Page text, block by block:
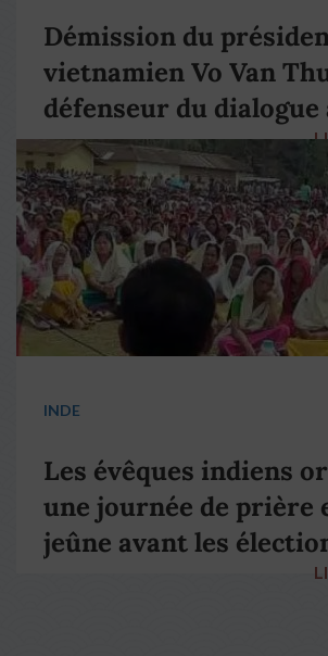
Démission du
vietnamien Vo Van
défenseur du dialogue
pape François
INDE
Les évêques indiens
une journée de prière
jeûne avant les